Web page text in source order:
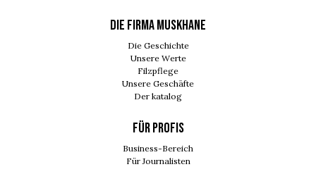
DIE FIRMA MUSKHANE
Die Geschichte
Unsere Werte
Filzpflege
Unsere Geschäfte
Der katalog
FÜR PROFIS
Business-Bereich
Für Journalisten